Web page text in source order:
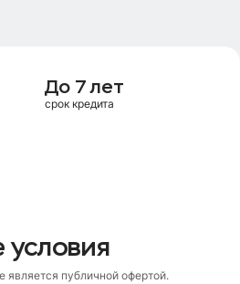
До 7 лет
срок кредита
условия
является публичной офертой.